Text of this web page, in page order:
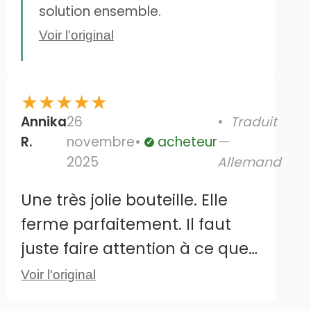
Je ne recommande pas
solution ensemble.
Voir l'original
★★★★★
Annika
R.
26
novembre
2025
Vérifié
acheteur
Traduit
—
Allemand
Une très jolie bouteille. Elle
ferme parfaitement. Il faut
juste faire attention à ce que
l'enfant ne la tienne pas à
Voir l'original